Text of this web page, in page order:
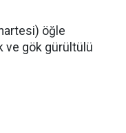
öğle
ve gök gürültülü